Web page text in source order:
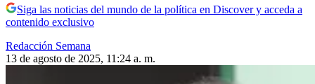
Siga las noticias del mundo de la política en Discover y acceda a
contenido exclusivo
Redacción Semana
13 de agosto de 2025, 11:24 a. m.